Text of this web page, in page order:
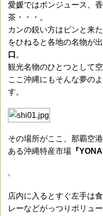
愛媛ではポンジュース、
茶・・・。
カンの鋭い方はピンと来
をひねると各地の名物が
口 。
観光名物のひとつとして
ここ沖縄にもそんな夢の
す。
その場所がここ、那覇空
ある沖縄特産市場 『
店内に入るとすぐ左手は
レーなどがっつりボリュ